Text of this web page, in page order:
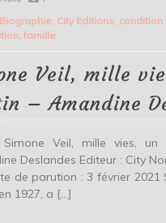
–
Biographie, City Editions, condition
, famille
Veil, mille
– Amandine
Veil, mille vies, un
Deslandes Editeur : City
de parution : 3 février 2021
1927, a […]